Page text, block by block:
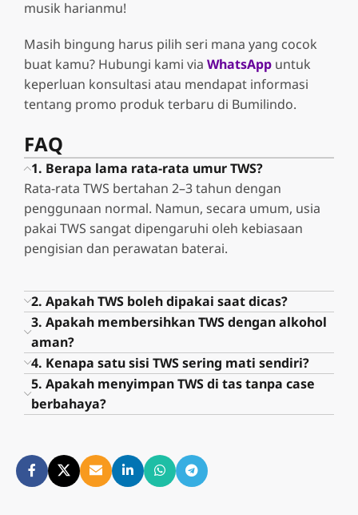
musik harianmu!
Masih bingung harus pilih seri mana yang cocok
buat kamu? Hubungi kami via WhatsApp untuk
keperluan konsultasi atau mendapat informasi
tentang promo produk terbaru di Bumilindo.
FAQ
1. Berapa lama rata-rata umur TWS?
Rata-rata TWS bertahan 2–3 tahun dengan
penggunaan normal. Namun, secara umum, usia
pakai TWS sangat dipengaruhi oleh kebiasaan
pengisian dan perawatan baterai.
2. Apakah TWS boleh dipakai saat dicas?
3. Apakah membersihkan TWS dengan alkohol
aman?
4. Kenapa satu sisi TWS sering mati sendiri?
5. Apakah menyimpan TWS di tas tanpa case
berbahaya?